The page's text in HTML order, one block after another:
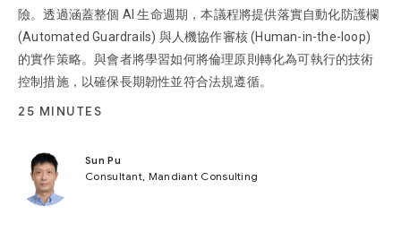
險。透過涵蓋整個 AI 生命週期，本議程將提供落實自動化防護欄
(Automated Guardrails) 與人機協作審核 (Human-in-the-loop)
的實作策略。與會者將學習如何將倫理原則轉化為可執行的技術
控制措施，以確保長期韌性並符合法規遵循。
25 MINUTES
Sun Pu
Consultant, Mandiant Consulting